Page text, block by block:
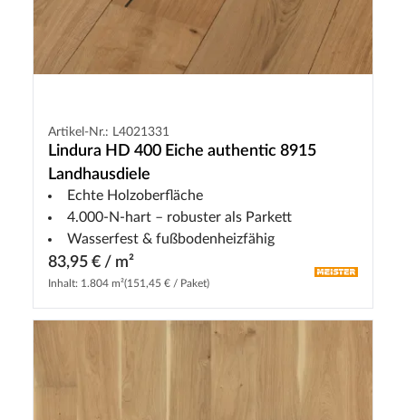
Artikel-Nr.: L4021331
Lindura HD 400 Eiche authentic 8915
Landhausdiele
Echte Holzoberfläche
4.000-N-hart – robuster als Parkett
Wasserfest & fußbodenheizfähig
83,95 € / m²
Inhalt: 1.804 m²(151,45 € / Paket)